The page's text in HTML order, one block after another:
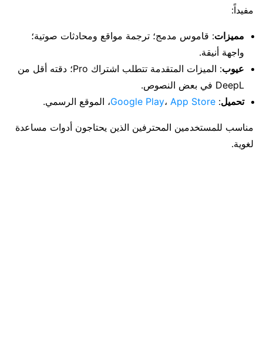
مفيداً:
مميزات: قاموس مدمج؛ ترجمة مواقع ومحادثات صوتية؛
واجهة أنيقة.
عيوب
: الميزات المتقدمة تتطلب اشتراك Pro؛ دقته أقل من
DeepL في بعض النصوص.
تحميل:
Google Play، App Store ، الموقع الرسمي.
مناسب للمستخدمين المحترفين الذين يحتاجون أدوات مساعدة
لغوية.